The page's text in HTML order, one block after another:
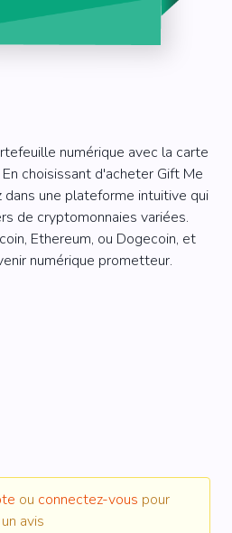
numérique avec la carte
choisissant d'acheter Gift Me
une plateforme intuitive qui
de cryptomonnaies variées.
Ethereum, ou Dogecoin, et
numérique prometteur.
ou connectez-vous pour
avis